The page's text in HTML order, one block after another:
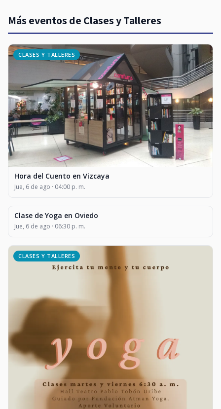
Más eventos de Clases y Talleres
CLASES Y TALLERES
Hora del Cuento en Vizcaya
Jue, 6 de ago · 04:00 p. m.
CLASES Y TALLERES
Clase de Yoga en Oviedo
Jue, 6 de ago · 06:30 p. m.
CLASES Y TALLERES